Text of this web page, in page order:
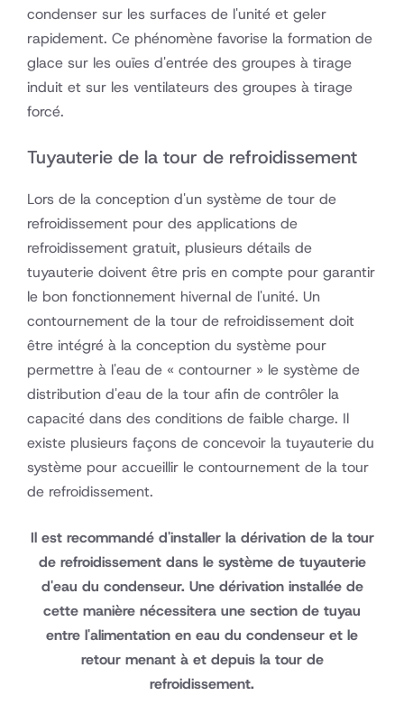
condenser sur les surfaces de l'unité et geler
rapidement. Ce phénomène favorise la formation de
glace sur les ouïes d'entrée des groupes à tirage
induit et sur les ventilateurs des groupes à tirage
forcé.
Tuyauterie de la tour de refroidissement
Lors de la conception d'un système de tour de
refroidissement pour des applications de
refroidissement gratuit, plusieurs détails de
tuyauterie doivent être pris en compte pour garantir
le bon fonctionnement hivernal de l'unité. Un
contournement de la tour de refroidissement doit
être intégré à la conception du système pour
permettre à l'eau de « contourner » le système de
distribution d'eau de la tour afin de contrôler la
capacité dans des conditions de faible charge. Il
existe plusieurs façons de concevoir la tuyauterie du
système pour accueillir le contournement de la tour
de refroidissement.
Il est recommandé d'installer la dérivation de la tour
de refroidissement dans le système de tuyauterie
d'eau du condenseur. Une dérivation installée de
cette manière nécessitera une section de tuyau
entre l'alimentation en eau du condenseur et le
retour menant à et depuis la tour de
refroidissement.